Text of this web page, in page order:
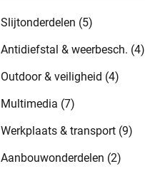
Slijtonderdelen (5)
Antidiefstal & weerbesch. (4)
Outdoor & veiligheid (4)
Multimedia (7)
Werkplaats & transport (9)
Aanbouwonderdelen (2)